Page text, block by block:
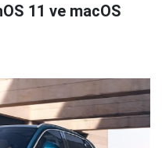
11 ve macOS